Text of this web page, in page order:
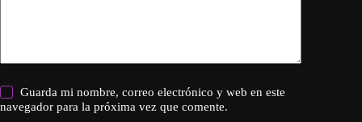
Guarda mi nombre, correo electrónico y web en este
navegador para la próxima vez que comente.